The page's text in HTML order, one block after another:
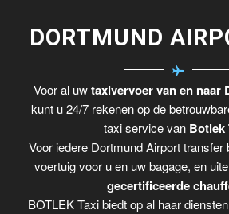
DORTMUND
Voor al uwtaxivervoer van en naar
kunt u 24/7 rekenen op de
taxi service van Botlek
Voor iedere Dortmund Airport transfer
voertuig voor u en uw bagage, en
gecertificeerde
BOTLEK Taxi biedt op al haar